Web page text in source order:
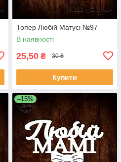
Топер Любій Матусі №97
В наявності
25,50 ₴ 30 ₴
Купити
–15%